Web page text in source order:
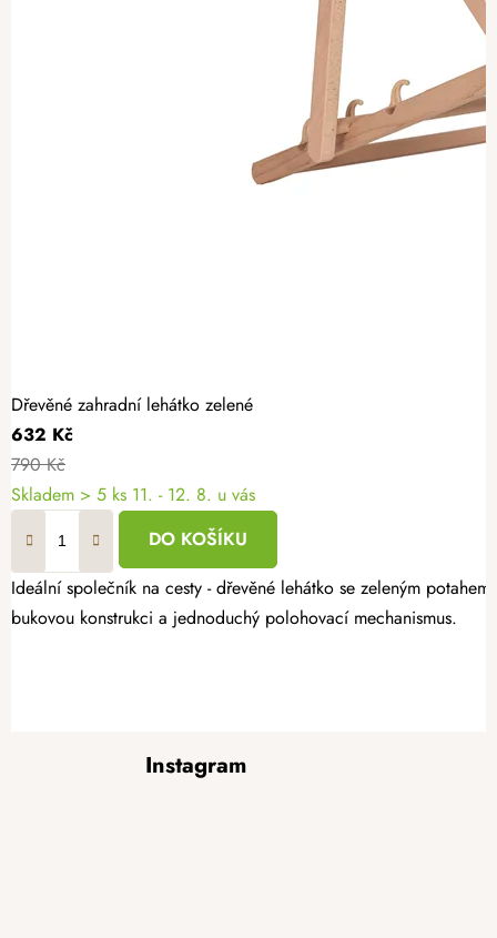
Dřevěné zahradní lehátko zelené
632 Kč
790 Kč
Skladem > 5 ks 11. - 12. 8. u vás
DO KOŠÍKU
Ideální společník na cesty - dřevěné lehátko se zeleným
bukovou konstrukci a jednoduchý polohovací mechanismus.
Instagram